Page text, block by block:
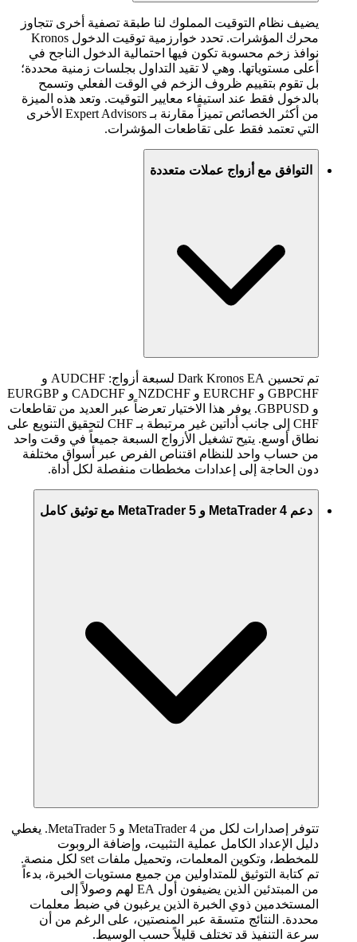
يضيف نظام التوقيت المملوك لنا طبقة تصفية أخرى تتجاوز
محرك المؤشرات. تحدد خوارزمية توقيت الدخول Kronos
نوافذ زخم محسوبة تكون فيها احتمالية الدخول الناجح في
أعلى مستوياتها. وهي لا تقيد التداول بجلسات زمنية محددة؛
بل تقوم بتقييم ظروف الزخم في الوقت الفعلي وتسمح
بالدخول فقط عند استيفاء معايير التوقيت. وتعد هذه الميزة
من أكثر الخصائص تميزاً مقارنة بـ Expert Advisors الأخرى
التي تعتمد فقط على تقاطعات المؤشرات.
التوافق مع أزواج عملات متعددة
تم تحسين Dark Kronos EA لسبعة أزواج: AUDCHF و
GBPCHF و EURCHF و NZDCHF و CADCHF و EURGBP
و GBPUSD. يوفر هذا الاختيار تعرضاً عبر العديد من تقاطعات
CHF إلى جانب أداتين غير مرتبطة بـ CHF لتحقيق التنويع على
نطاق أوسع. يتيح تشغيل الأزواج السبعة جميعاً في وقت واحد
من حساب واحد للنظام اقتناص الفرص عبر أسواق مختلفة
دون الحاجة إلى إعدادات مخططات منفصلة لكل أداة.
دعم MetaTrader 4 و MetaTrader 5 مع توثيق كامل
تتوفر إصدارات لكل من MetaTrader 4 و MetaTrader 5. يغطي
دليل الإعداد الكامل عملية التثبيت، وإضافة الروبوت
للمخطط، وتكوين المعلمات، وتحميل ملفات set لكل منصة.
تم كتابة التوثيق للمتداولين من جميع مستويات الخبرة، بدءاً
من المبتدئين الذين يضيفون أول EA لهم وصولاً إلى
المستخدمين ذوي الخبرة الذين يرغبون في ضبط معلمات
محددة. النتائج متسقة عبر المنصتين، على الرغم من أن
سرعة التنفيذ قد تختلف قليلاً حسب الوسيط.